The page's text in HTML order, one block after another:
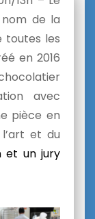
de la
toutes les
en 2016
avec
pièce en
et du
et un jury